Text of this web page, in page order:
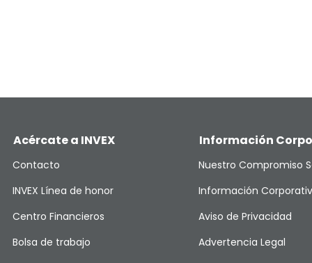
Acércate a INVEX
Contacto
INVEX Línea de honor
Centro Financieros
Bolsa de trabajo
Información
Nuestro Compromiso
Información
Aviso de Privacidad
Advertencia Legal